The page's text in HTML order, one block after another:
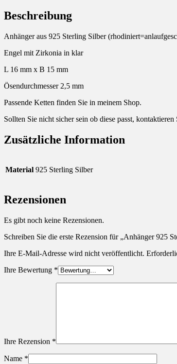
Beschreibung
Anhänger aus 925 Sterling Silber
Engel mit Zirkonia in klar
L 16 mm x B 15 mm
Ösendurchmesser 2,5 mm
Passende Ketten finden Sie in meinem Shop.
Sollten Sie nicht sicher sein ob diese passt,
Zusätzliche Information
Material 925 Sterling Silber
Rezensionen
Es gibt noch keine Rezensionen.
Schreiben Sie die erste Rezension für „Anhänger 925
Ihre E-Mail-Adresse wird nicht veröffentlicht.
Ihre Bewertung *
Ihre Rezension *
Name *